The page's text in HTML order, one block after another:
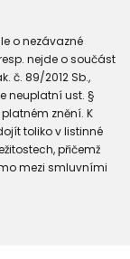
o nezávazné
nejde o součást
č. 89/2012 Sb.,
neuplatní ust. §
znění. K
toliko v listinné
přičemž
mezi smluvními